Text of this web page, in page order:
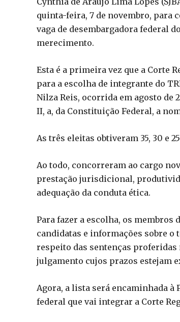
quinta-feira, 7 de novembro, para
vaga de desembargadora federal
merecimento.
Esta é a primeira vez que a Corte
para a escolha de integrante do
Nilza Reis, ocorrida em agosto de
II, a, da Constituição Federal, a
As três eleitas obtiveram 35, 30 e
Ao todo, concorreram ao cargo
prestação jurisdicional,
adequação da conduta ética.
Para fazer a escolha, os
candidatas e informações sobre o
respeito das sentenças proferidas
julgamento cujos prazos estejam
Agora, a lista será encaminhada à
federal que vai integrar a Corte